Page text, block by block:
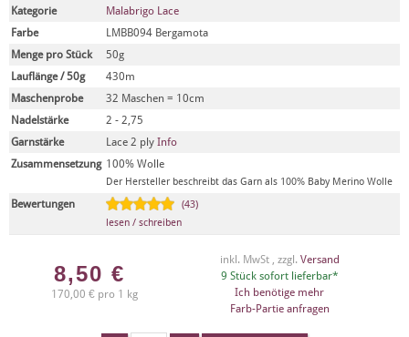
Kategorie
Malabrigo Lace
Farbe
LMBB094 Bergamota
Menge pro Stück
50g
Lauflänge / 50g
430m
Maschenprobe
32 Maschen = 10cm
Nadelstärke
2 - 2,75
Garnstärke
Lace 2 ply Info
Zusammensetzung 100% Wolle
Der Hersteller beschreibt das Garn als 100% Baby Merino Wolle
Bewertungen
(43)
lesen / schreiben
8,50 €
170,00 € pro 1 kg
inkl. MwSt , zzgl. Versand
9 Stück sofort lieferbar*
Ich benötige mehr
Farb-Partie anfragen